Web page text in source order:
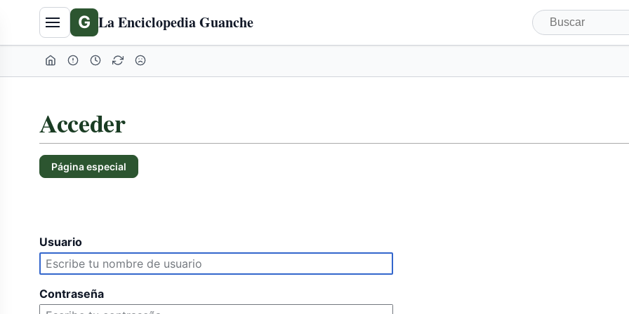
G La Enciclopedia Guanche
Acceder
Página especial
Usuario
Contraseña